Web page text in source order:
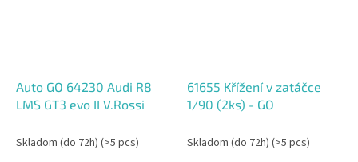
Auto GO 64230 Audi R8
LMS GT3 evo II V.Rossi
Skladom (do 72h) (>5 pcs)
61655 Křížení v zatáčce
1/90 (2ks) - GO
Skladom (do 72h) (>5 pcs)